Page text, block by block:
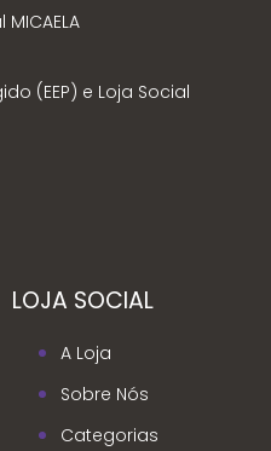
(EEP) e Loja Social
LOJA SOCIAL
A Loja
Sobre Nós
Categorias